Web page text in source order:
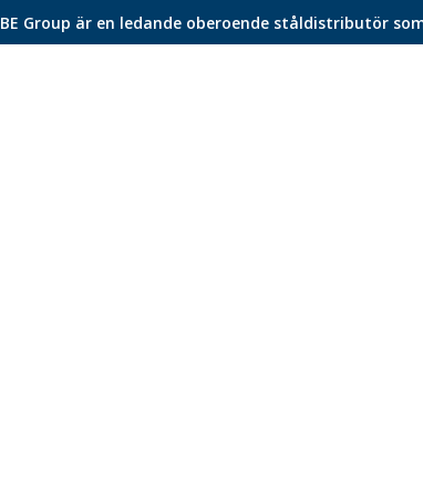
BE Group är en ledande oberoende ståldistributör